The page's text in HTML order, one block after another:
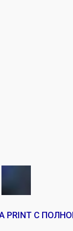
PRINT С